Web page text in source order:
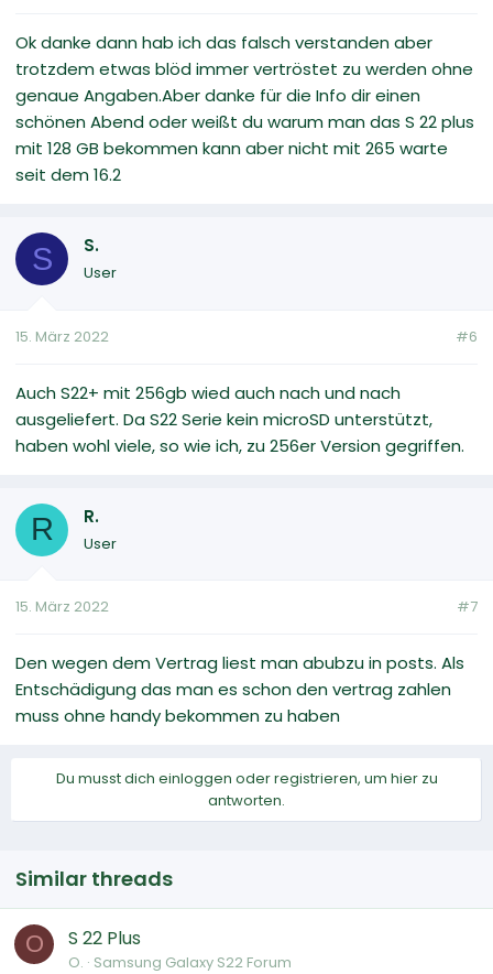
Ok danke dann hab ich das falsch verstanden aber
trotzdem etwas blöd immer vertröstet zu werden ohne
genaue Angaben.Aber danke für die Info dir einen
schönen Abend oder weißt du warum man das S 22 plus
mit 128 GB bekommen kann aber nicht mit 265 warte
seit dem 16.2
S S.
User
15. März 2022 #6
Auch S22+ mit 256gb wied auch nach und nach
ausgeliefert. Da S22 Serie kein microSD unterstützt,
haben wohl viele, so wie ich, zu 256er Version gegriffen.
R R.
User
15. März 2022 #7
Den wegen dem Vertrag liest man abubzu in posts. Als
Entschädigung das man es schon den vertrag zahlen
muss ohne handy bekommen zu haben
Du musst dich einloggen oder registrieren, um hier zu
antworten.
Similar threads
O S 22 Plus
O. Samsung Galaxy S22 Forum